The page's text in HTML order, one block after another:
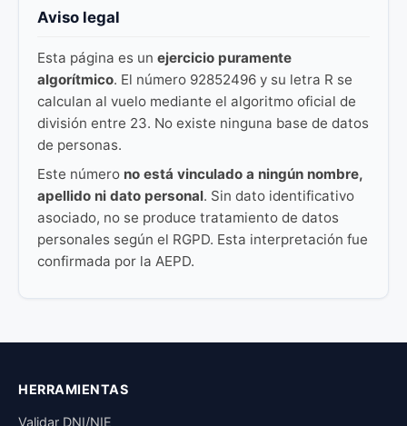
Aviso legal
Esta página es un ejercicio puramente
algorítmico. El número 92852496 y su letra R se
calculan al vuelo mediante el algoritmo oficial de
división entre 23. No existe ninguna base de datos
de personas.
Este número no está vinculado a ningún nombre,
apellido ni dato personal. Sin dato identificativo
asociado, no se produce tratamiento de datos
personales según el RGPD. Esta interpretación fue
confirmada por la AEPD.
HERRAMIENTAS
Validar DNI/NIE